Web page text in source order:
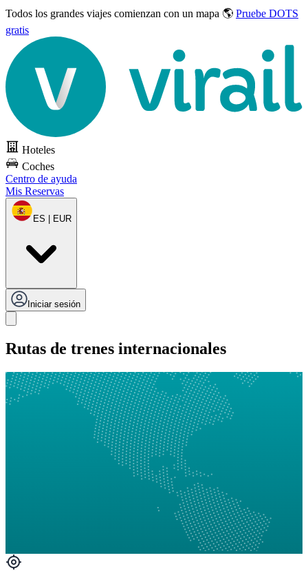
Todos los grandes viajes comienzan con un mapa 🌎 Pruebe DOTS
gratis
Hoteles
Coches
Centro de ayuda
Mis Reservas
ES | EUR
Iniciar sesión
Rutas de trenes internacionales